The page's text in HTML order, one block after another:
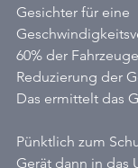
Gesichter für eine
60% der
Reduzierung der
Das ermittelt das
Pünktlich zum
Gerät dann in das